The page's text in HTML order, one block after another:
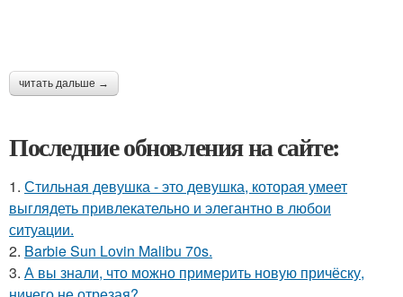
читать дальше →
Последние обновления на сайте:
1. Стильная девушка - это девушка, которая умеет
выглядеть привлекательно и элегантно в любои
ситуации.
2. Barbie Sun Lovin Malibu 70s.
3. А вы знали, что можно примерить новую причёску,